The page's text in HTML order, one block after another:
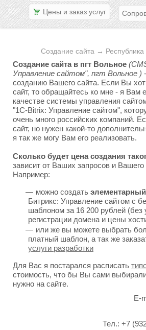
Цены и заказ услуг
Создание сайта →
Создание сайта в пгт Вольное
Управление сайтом", пгт Вольное )
созданию Вашего сайта. Если Вы
сайт, то обращайтесь ко мне - я Вам
качестве системы управления
"1C-Bitrix: Управление сайтом",
очень много российских компаний.
сайт, но нужен какой-то
я так же могу Вам его реализовать.
Сколько будет цена создания
зависит от Ваших запросов и
Например:
можно создать элементарный
Битрикс: Управление сайтом с
шаблоном за 16 200 рублей (без
регистрации домена и цены
или же вы можете выбрать
платный шаблон, а так же
услуги разработки
Для Вас я постарался расписать
стоимость, что бы Вы сами
нужно на сайте.
E-
Тел.: +7